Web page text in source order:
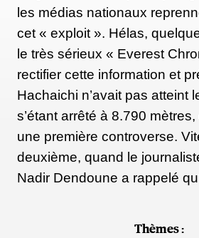
les médias nationaux
cet « exploit ». Hélas,
le très sérieux « Everest
rectifier cette information et
Hachaichi n’avait pas atteint
s’étant arrêté à 8.790
une première controverse.
deuxième, quand le
Nadir Dendoune a rappelé
Thèmes :